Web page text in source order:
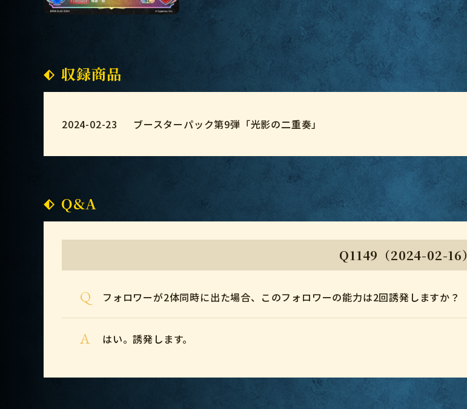
収録商品
2024-02-23 ブースターパック第9弾「光影の二重奏」
Q&A
Q1149（2024-02-16）
Q フォロワーが2体同時に出た場合、このフォロワーの能力は2回誘発しますか？
A はい。誘発します。